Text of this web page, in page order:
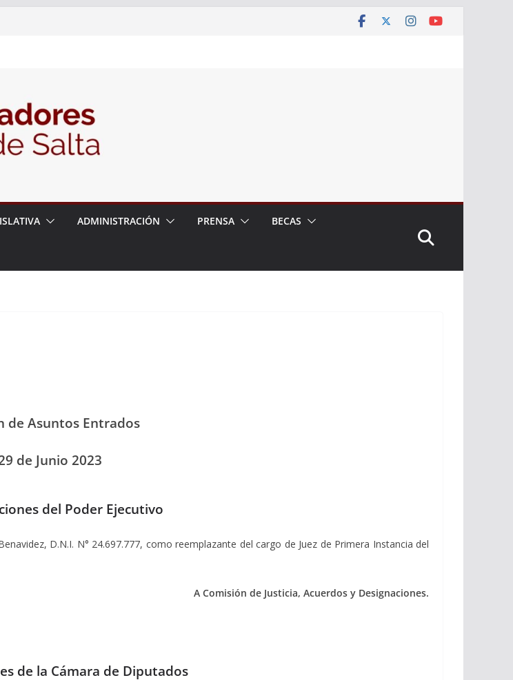
el Ente Salteño
ADMINISTRACIÓN PRENSA BECAS
de Asuntos Entrados
de Junio 2023
del Poder Ejecutivo
D.N.I. N° 24.697.777, como reemplazante del cargo de Juez de Primera Instancia del
A Comisión de Justicia, Acuerdos y Designaciones.
de la Cámara de Diputados